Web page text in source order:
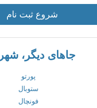
شروع ثبت نام
جاهای دیگر،
پورتو
ستوبال
فونچال